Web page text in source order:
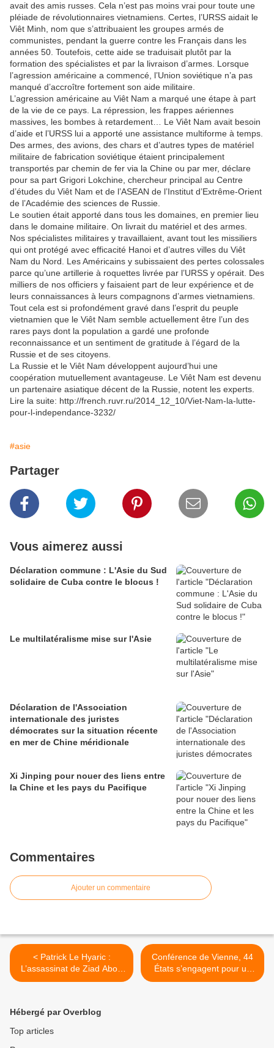
avait des amis russes. Cela n’est pas moins vrai pour toute une
pléiade de révolutionnaires vietnamiens. Certes, l’URSS aidait le
Viêt Minh, nom que s’attribuaient les groupes armés de
communistes, pendant la guerre contre les Français dans les
années 50. Toutefois, cette aide se traduisait plutôt par la
formation des spécialistes et par la livraison d’armes. Lorsque
l’agression américaine a commencé, l’Union soviétique n’a pas
manqué d’accroître fortement son aide militaire.
L’agression américaine au Viêt Nam a marqué une étape à part
de la vie de ce pays. La répression, les frappes aériennes
massives, les bombes à retardement… Le Viêt Nam avait besoin
d’aide et l’URSS lui a apporté une assistance multiforme à temps.
Des armes, des avions, des chars et d’autres types de matériel
militaire de fabrication soviétique étaient principalement
transportés par chemin de fer via la Chine ou par mer, déclare
pour sa part Grigori Lokchine, chercheur principal au Centre
d’études du Viêt Nam et de l’ASEAN de l’Institut d’Extrême-Orient
de l’Académie des sciences de Russie.
Le soutien était apporté dans tous les domaines, en premier lieu
dans le domaine militaire. On livrait du matériel et des armes.
Nos spécialistes militaires y travaillaient, avant tout les missiliers
qui ont protégé avec efficacité Hanoi et d’autres villes du Viêt
Nam du Nord. Les Américains y subissaient des pertes colossales
parce qu’une artillerie à roquettes livrée par l’URSS y opérait. Des
milliers de nos officiers y faisaient part de leur expérience et de
leurs connaissances à leurs compagnons d’armes vietnamiens.
Tout cela est si profondément gravé dans l’esprit du peuple
vietnamien que le Viêt Nam semble actuellement être l’un des
rares pays dont la population a gardé une profonde
reconnaissance et un sentiment de gratitude à l’égard de la
Russie et de ses citoyens.
La Russie et le Viêt Nam développent aujourd’hui une
coopération mutuellement avantageuse. Le Viêt Nam est devenu
un partenaire asiatique décent de la Russie, notent les experts.
Lire la suite: http://french.ruvr.ru/2014_12_10/Viet-Nam-la-lutte-
pour-l-independance-3232/
#asie
Partager
Vous aimerez aussi
Déclaration commune : L'Asie du Sud
solidaire de Cuba contre le blocus !
Le multilatéralisme mise sur l'Asie
Déclaration de l'Association
internationale des juristes
démocrates sur la situation récente
en mer de Chine méridionale
Xi Jinping pour nouer des liens entre
la Chine et les pays du Pacifique
Commentaires
Ajouter un commentaire
< Patrick Le Hyaric :
L’assassinat de Ziad Abou
Eïn est un acte barbare et
Conférence de Vienne, 44
États s’engagent pour un
traité d’interdiction des
Hébergé par Overblog
Top articles